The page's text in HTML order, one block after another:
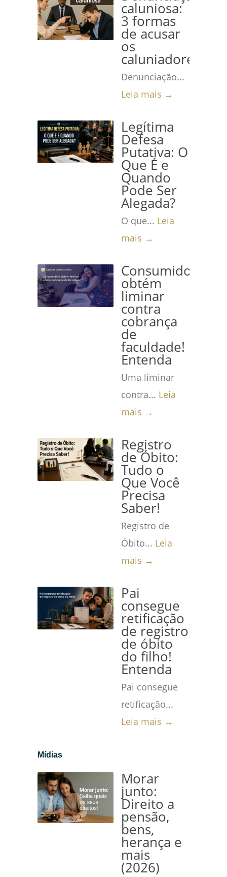
caluniosa:
3 formas
de acusar
os
caluniadores
Denunciação...
Leia mais →
Legítima
Defesa
Putativa: O
Que É e
Quando
Pode Ser
Alegada?
O que... Leia
mais →
Consumidora
obtém
liminar
contra
cobrança
de
faculdade!
Entenda
Uma liminar
contra... Leia
mais →
Registro
de Óbito:
Tudo o
Que Você
Precisa
Saber!
Registro de
Óbito... Leia
mais →
Pai
consegue
retificação
de registro
de óbito
do filho!
Entenda
Pai consegue
retificação...
Leia mais →
Mídias
Morar
junto:
Direito a
pensão,
bens,
herança e
mais
(2026)